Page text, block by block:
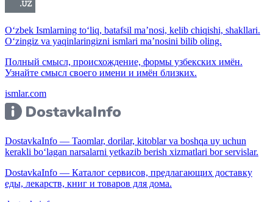
O‘zbek Ismlarning to‘liq, batafsil ma’nosi, kelib chiqishi, shakllari.
O‘zingiz va yaqinlaringizni ismlari ma’nosini bilib oling.
Полный смысл, происхождение, формы узбекских имён.
Узнайте смысл своего имени и имён близких.
ismlar.com
DostavkaInfo — Taomlar, dorilar, kitoblar va boshqa uy uchun
kerakli bo‘lagan narsalarni yetkazib berish xizmatlari bor servislar.
DostavkaInfo — Каталог сервисов, предлагающих доставку
еды, лекарств, книг и товаров для дома.